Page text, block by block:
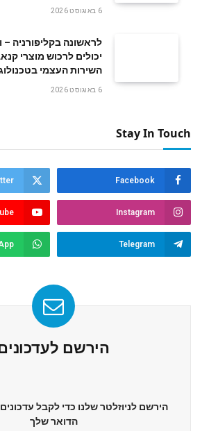
6 באוגוסט 2026
לראשונה בקליפורניה
יכולים לרכוש מוצרי
השירות העצמי
6 באוגוסט 2026
Stay In Touch
Facebook
Instagram
Telegram
הירשם
הירשם לניוזלטר שלנו כדי לקבל
הדואר שלך